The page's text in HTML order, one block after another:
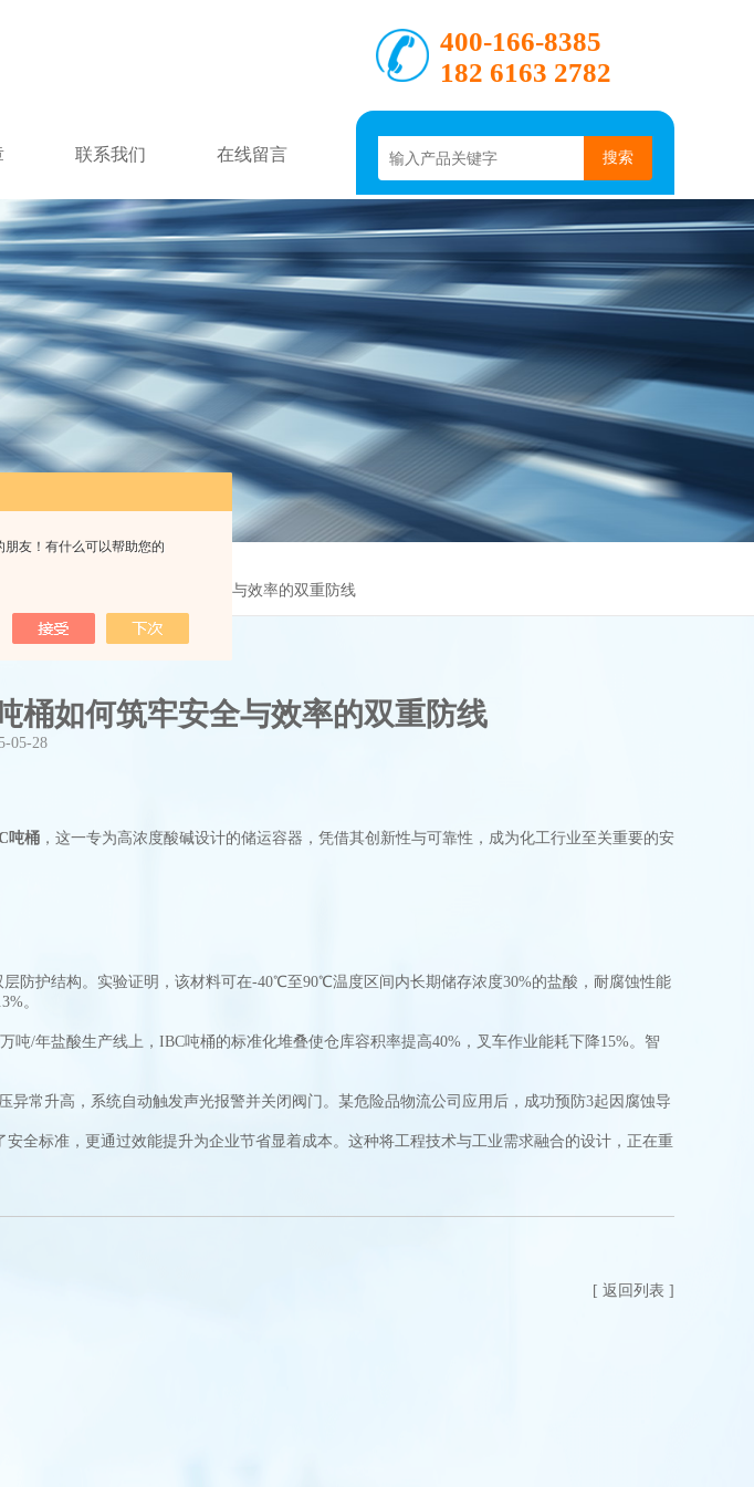
朋友！有什么可以帮助您的
400-166-8385
182 6163 2782
联系我们 在线留言
甲——盐酸IBC吨桶如何筑牢安全与效率的双重防线
如何筑牢安全与效率的双重防线
05-28
吨桶 ，这一专为高浓度酸碱设计的储运容器，凭借其创新性与可靠性，成为化工行业至关重要的安
护结构。实验证明，该材料可在-40℃至90℃温度区间内长期储存浓度30%的盐酸，耐腐蚀性能
。
/年盐酸生产线上，IBC吨桶的标准化堆叠使仓库容积率提高40%，叉车作业能耗下降15%。智
升高，系统自动触发声光报警并关闭阀门。某危险品物流公司应用后，成功预防3起因腐蚀导
标准，更通过效能提升为企业节省显着成本。这种将工程技术与工业需求融合的设计，正在重
[ 返回列表 ]